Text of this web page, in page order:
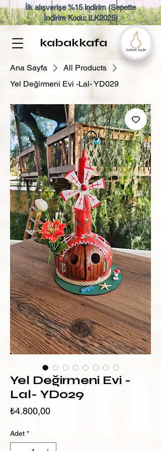
İlk alışverişe %15 indirim (Sepette
İndirim Kodu: ILK2025)
kabakkafa
Ana Sayfa
All Products
Yel Değirmeni Evi -Lal- YD029
Yel Değirmeni Evi -
Lal- YD029
₺4.800,00Fiyat
Adet *